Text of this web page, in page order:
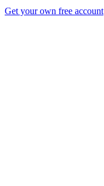
Get your own free account